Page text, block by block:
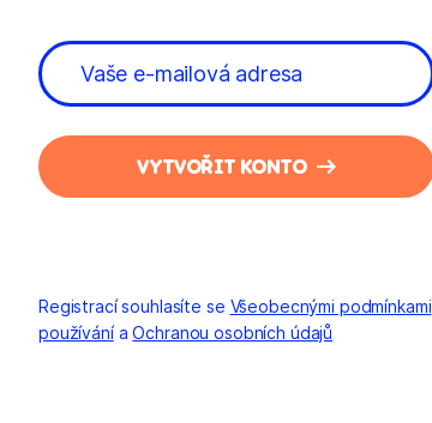
VYTVOŘIT KONTO
Registrací souhlasíte se Všeobecnými podmínkami
používáníaOchranou osobních údajů